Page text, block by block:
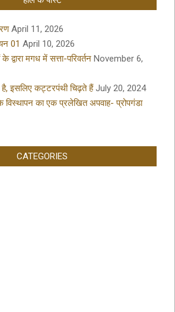
April 11, 2026
01 April 10, 2026
द्वारा मगध में सत्ता-परिवर्तन November 6,
है, इसलिए कट्टरपंथी चिढ़ते हैं July 20, 2024
का एक प्रलेखित अपवाह- प्रोपगंडा
CATEGORIES